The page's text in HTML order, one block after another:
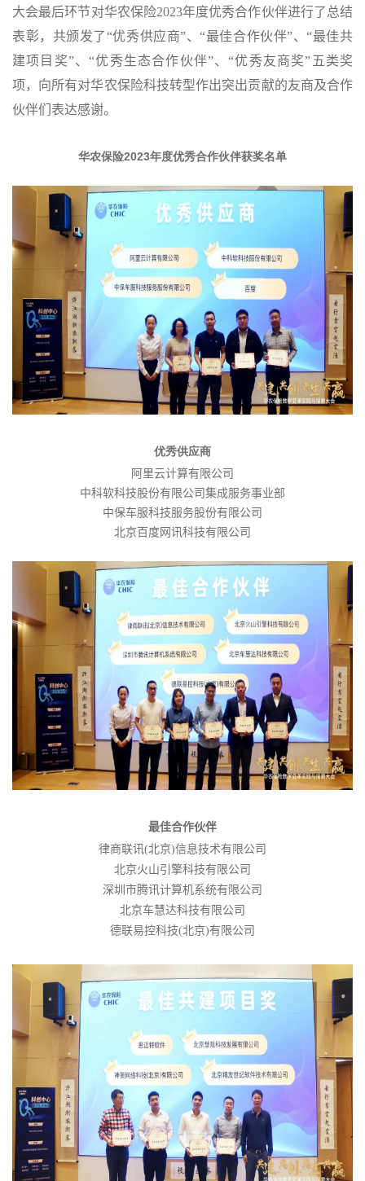
大会最后环节对华农保险2023年度优秀合作伙伴进行了总结
表彰，共颁发了“优秀供应商”、“最佳合作伙伴”、“最佳共
建项目奖”、“优秀生态合作伙伴”、“优秀友商奖”五类奖
项，向所有对华农保险科技转型作出突出贡献的友商及合作
伙伴们表达感谢。
华农保险2023年度优秀合作伙伴获奖名单
优秀供应商
阿里云计算有限公司
中科软科技股份有限公司集成服务事业部
中保车服科技服务股份有限公司
北京百度网讯科技有限公司
最佳合作伙伴
律商联讯(北京)信息技术有限公司
北京火山引擎科技有限公司
深圳市腾讯计算机系统有限公司
北京车慧达科技有限公司
德联易控科技(北京)有限公司